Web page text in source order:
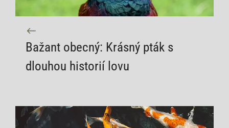
Bažant obecný: Krásný pták s
dlouhou historií lovu